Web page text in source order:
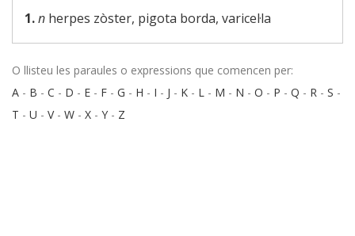
1.n herpes zòster, pigota borda, varicel·la
O llisteu les paraules o expressions que comencen per:
A - B - C - D - E - F - G - H - I - J - K - L - M - N - O - P - Q - R - S -
T - U - V- W - X - Y - Z